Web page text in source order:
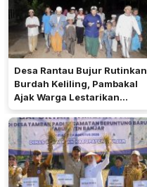
Desa Rantau Bujur Rutinkan
Burdah Keliling, Pambakal
Ajak Warga Lestarikan
Tradisi Keagamaan